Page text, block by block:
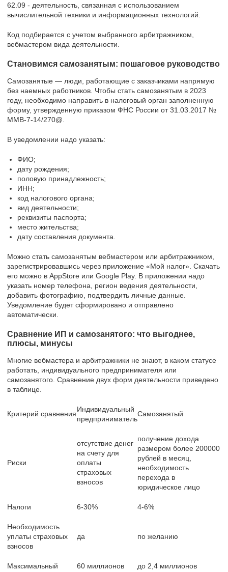
62.09 - деятельность, связанная с использованием
вычислительной техники и информационных технологий.
Код подбирается с учетом выбранного арбитражником,
вебмастером вида деятельности.
Становимся самозанятым: пошаговое руководство
Самозанятые — люди, работающие с заказчиками напрямую
без наемных работников. Чтобы стать самозанятым в 2023
году, необходимо направить в налоговый орган заполненную
форму, утвержденную приказом ФНС России от 31.03.2017 №
ММВ-7-14/270@.
В уведомлении надо указать:
ФИО;
дату рождения;
половую принадлежность;
ИНН;
код налогового органа;
вид деятельности;
реквизиты паспорта;
место жительства;
дату составления документа.
Можно стать самозанятым вебмастером или арбитражником,
зарегистрировавшись через приложение «Мой налог». Скачать
его можно в AppStore или Google Play. В приложении надо
указать номер телефона, регион ведения деятельности,
добавить фотографию, подтвердить личные данные.
Уведомление будет сформировано и отправлено
автоматически.
Сравнение ИП и самозанятого: что выгоднее,
плюсы, минусы
Многие вебмастера и арбитражники не знают, в каком статусе
работать, индивидуального предпринимателя или
самозанятого. Сравнение двух форм деятельности приведено
в таблице.
Критерий сравнения
Индивидуальный
предприниматель
Самозанятый
Риски
отсутствие денег
на счету для
оплаты
страховых
взносов
получение дохода
размером более 200000
рублей в месяц,
необходимость
перехода в
юридическое лицо
Налоги 6-30% 4-6%
Необходимость
уплаты страховых
взносов
да по желанию
Максимальный
60 миллионов
до 2,4 миллионов